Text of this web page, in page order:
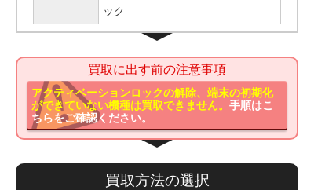
ック
買取に出す前の注意事項
アクティベーションロックの解除、端末の初期化
ができていない機種は買取できません。手順はこ
ちらをご確認ください。
買取方法の選択